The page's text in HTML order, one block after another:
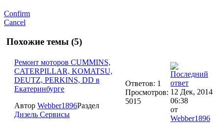
Confirm
Cancel
Похожие темы (5)
Ремонт моторов CUMMINS,
CATERPILLAR, KOMATSU,
DEUTZ, PERKINS, DD в
Екатеринбурге
Автор Webber1896Раздел
Дизель Сервисы
Ответов: 1
Просмотров:
5015
12 Дек, 2014
06:38
от
Webber1896